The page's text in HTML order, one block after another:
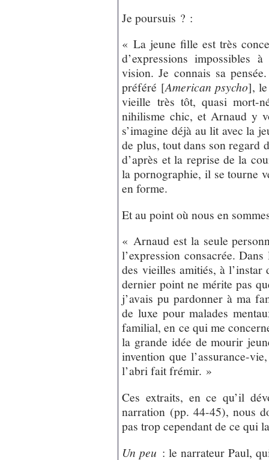
Je poursuis ? :
« La jeune fille est très
d’expressions impossibles
vision. Je connais sa
préféré [American psycho], le
vieille très tôt, quasi mort-
nihilisme chic, et Arnaud y
s’imagine déjà au lit avec la
de plus, tout dans son regard
d’après et la reprise de la
la pornographie, il se tourne
en forme.
Et au point où nous en
« Arnaud est la seule
l’expression consacrée.
des vieilles amitiés, à
dernier point ne mérite pas
j’avais pu pardonner à ma
de luxe pour malades
familial, en ce qui me
la grande idée de mourir
invention que l’assurance-
l’abri fait frémir. »
Ces extraits, en ce qu’il
narration (pp. 44-45), nous
pas trop cependant de ce qui
Un peu : le narrateur Paul,